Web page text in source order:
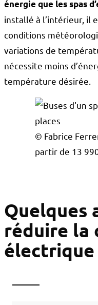
énergie que les spas
installé à l’intérieur, il
conditions
variations de
nécessite moins
température désirée.
© Fabrice
partir de 13
Quelques
réduire la
électrique